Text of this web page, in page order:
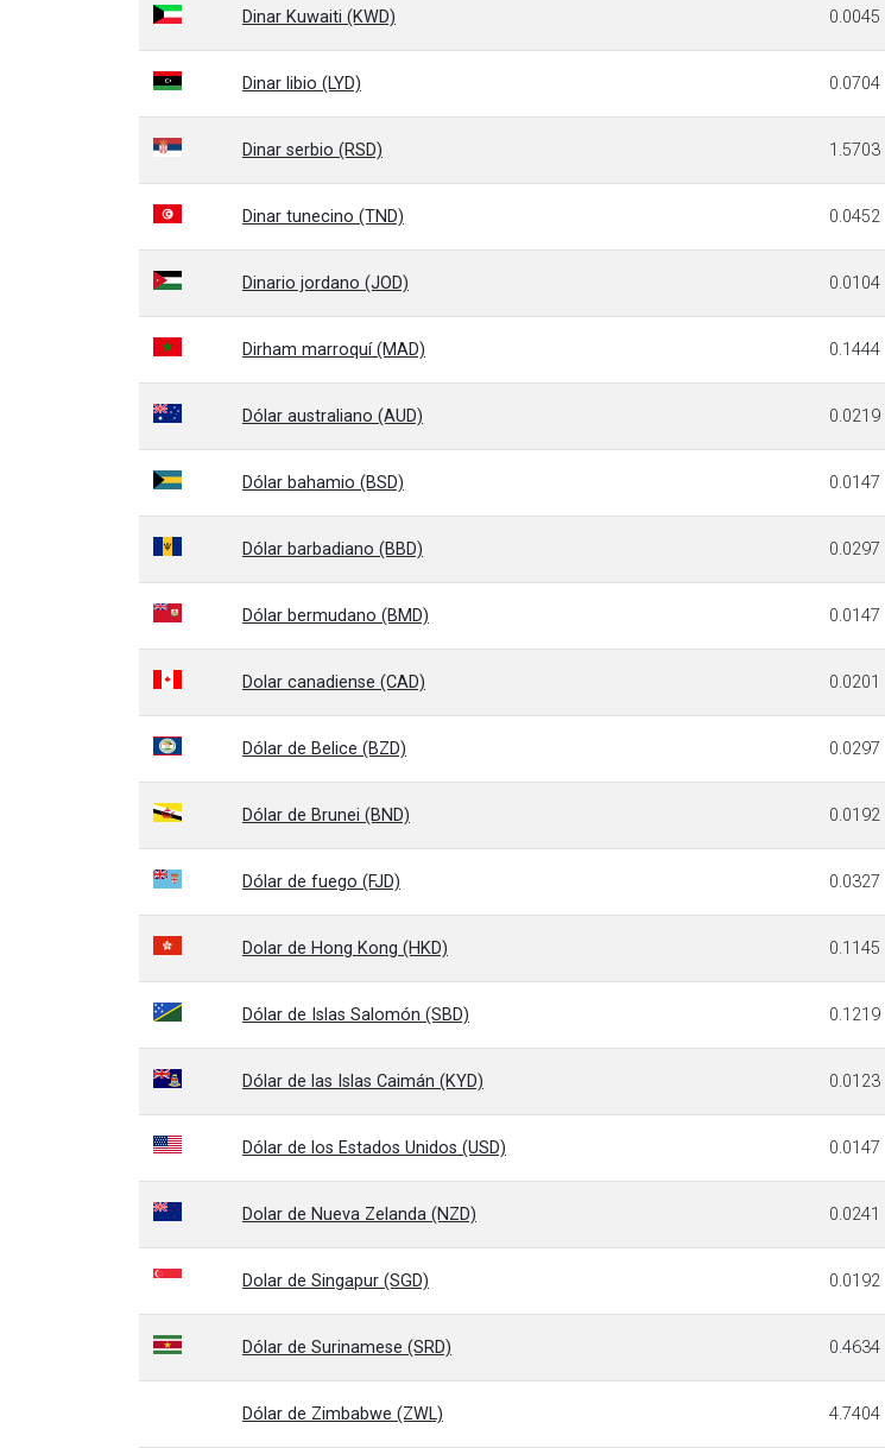
Dinar Kuwaiti (KWD) 0.0045
Dinar libio (LYD) 0.0704
Dinar serbio (RSD) 1.5703
Dinar tunecino (TND) 0.0452
Dinario jordano (JOD) 0.0104
Dirham marroquí (MAD) 0.1444
Dólar australiano (AUD) 0.0219
Dólar bahamio (BSD) 0.0147
Dólar barbadiano (BBD) 0.0297
Dólar bermudano (BMD) 0.0147
Dolar canadiense (CAD) 0.0201
Dólar de Belice (BZD) 0.0297
Dólar de Brunei (BND) 0.0192
Dólar de fuego (FJD) 0.0327
Dolar de Hong Kong (HKD) 0.1145
Dólar de Islas Salomón (SBD) 0.1219
Dólar de las Islas Caimán (KYD) 0.0123
Dólar de los Estados Unidos (USD) 0.0147
Dolar de Nueva Zelanda (NZD) 0.0241
Dolar de Singapur (SGD) 0.0192
Dólar de Surinamese (SRD) 0.4634
Dólar de Zimbabwe (ZWL) 4.7404